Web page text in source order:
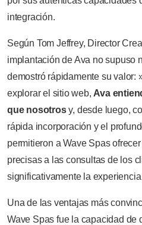
integración.
Según Tom Jeffrey, Director
implantación de Ava no supuso
demostró rápidamente su valor:
explorar el sitio web, Ava
que nosotrosy, desde luego,
rápida incorporación y el
permitieron a Wave Spas
precisas a las consultas de los
significativamente la
Una de las ventajas más
Wave Spas fue la capacidad de